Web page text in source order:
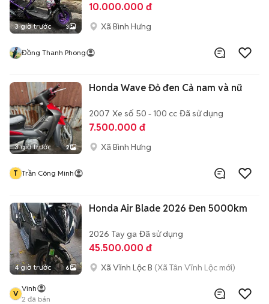
3 giờ trước 3
10.000.000 đ
Xã Bình Hưng
Đồng Thanh Phong
3 giờ trước 2
Honda Wave Đỏ đen Cả nam và nữ
2007 Xe số 50 - 100 cc Đã sử dụng
7.500.000 đ
Xã Bình Hưng
T Trần Công Minh
4 giờ trước 6
Honda Air Blade 2026 Đen 5000km
2026 Tay ga Đã sử dụng
45.500.000 đ
Xã Vĩnh Lộc B (Xã Tân Vĩnh Lộc mới)
V
Vinh
2 đã bán